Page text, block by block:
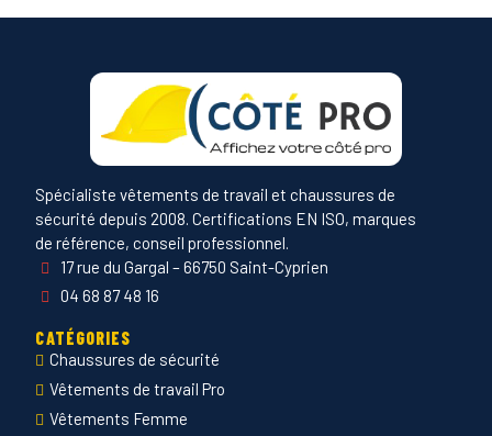
Spécialiste vêtements de travail et chaussures de
sécurité depuis 2008. Certifications EN ISO, marques
de référence, conseil professionnel.
17 rue du Gargal – 66750 Saint-Cyprien
04 68 87 48 16
CATÉGORIES
Chaussures de sécurité
Vêtements de travail Pro
Vêtements Femme